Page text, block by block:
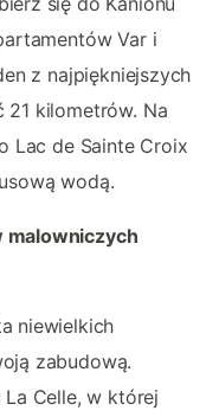
Var i
z najpiękniejszych
21 kilometrów. Na
Lac de Sainte Croix
wodą.
malowniczych
niewielkich
zabudową.
Celle, w której